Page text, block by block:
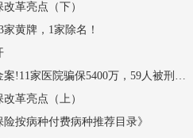
革亮点（下）
黄牌，1家除名！
四川侦破特大系列诈骗医保基金案!11家医院骗保5400万，59人被刑拘！
革亮点（上）
按病种付费病种推荐目录》